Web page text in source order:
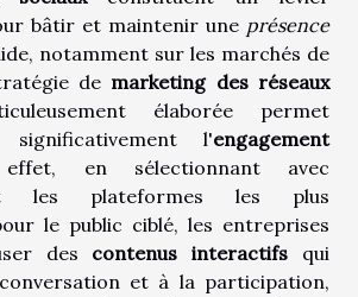
bâtir et maintenir une présence
notamment sur les marchés de
de marketing des réseaux
élaborée permet
significativement l'engagement
en sélectionnant avec
les plateformes les plus
le public ciblé, les entreprises
des contenus interactifs qui
et à la participation,